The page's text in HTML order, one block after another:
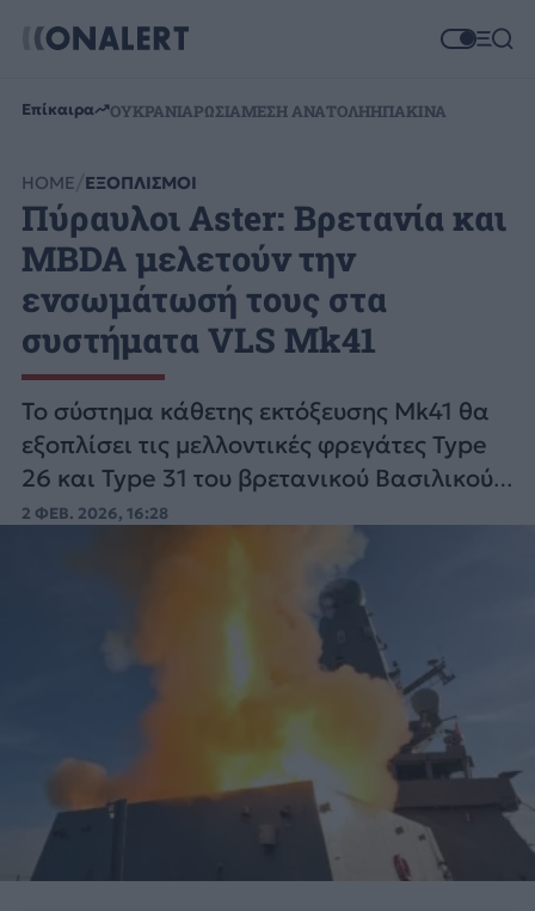
Επίκαιρα ΟΥΚΡΑΝΙΑΡΩΣΙΑΜΕΣΗ ΑΝΑΤΟΛΗΗΠΑΚΙΝΑ
HOME ΕΞΟΠΛΙΣΜΟΙ
Πύραυλοι Aster: Βρετανία και
MBDA μελετούν την
ενσωμάτωσή τους στα
συστήματα VLS Mk41
Το σύστημα κάθετης εκτόξευσης Mk41 θα
εξοπλίσει τις μελλοντικές φρεγάτες Type
26 και Type 31 του βρετανικού Βασιλικού
Πολεμικού Ναυτικού.
2 ΦΕΒ. 2026, 16:28